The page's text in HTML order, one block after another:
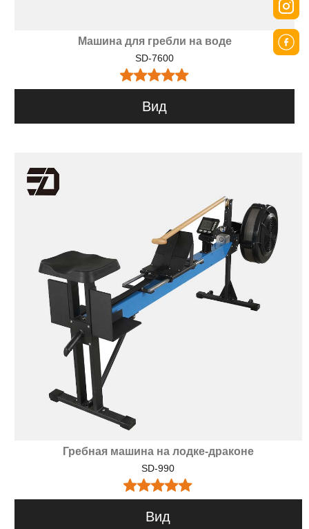
Машина для гребли на воде
SD-7600
Вид
Гребная машина на лодке-драконе
SD-990
Вид